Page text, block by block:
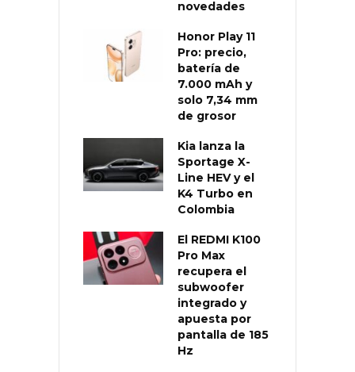
novedades
Honor Play 11
Pro: precio,
batería de
7.000 mAh y
solo 7,34 mm
de grosor
Kia lanza la
Sportage X-
Line HEV y el
K4 Turbo en
Colombia
El REDMI K100
Pro Max
recupera el
subwoofer
integrado y
apuesta por
pantalla de 185
Hz